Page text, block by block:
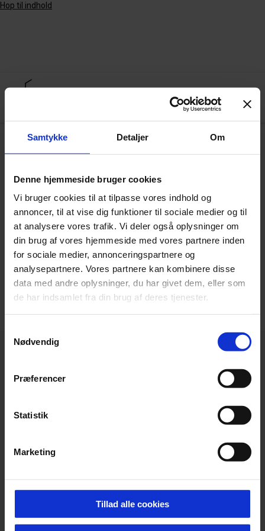
Samtykke Detaljer Om
Denne hjemmeside bruger cookies
Vi bruger cookies til at tilpasse vores indhold og
annoncer, til at vise dig funktioner til sociale medier og til
at analysere vores trafik. Vi deler også oplysninger om
din brug af vores hjemmeside med vores partnere inden
for sociale medier, annonceringspartnere og
analysepartnere. Vores partnere kan kombinere disse
data med andre oplysninger, du har givet dem, eller som
de har indsamlet fra din brug af deres tjenester.
Nødvendig
Præferencer
Statistik
Marketing
Tillad alle cookies
Hop til indhold
Arkiv
Supporting eco-innovations towards
international markets